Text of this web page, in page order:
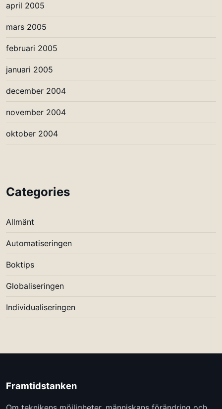
april 2005
mars 2005
februari 2005
januari 2005
december 2004
november 2004
oktober 2004
Categories
Allmänt
Automatiseringen
Boktips
Globaliseringen
Individualiseringen
Framtidstanken